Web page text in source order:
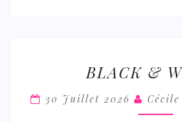
&
BLACK &
30 Juillet 2026 Cécile